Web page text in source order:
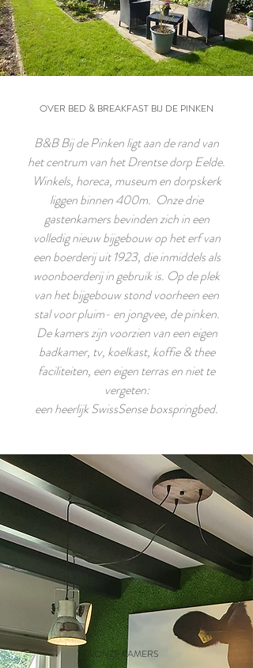
OVER BED & BREAKFAST BIJ DE PINKEN
B&B Bij de Pinken ligt aan de rand van
het centrum van het Drentse dorp Eelde.
Winkels, horeca, museum en dorpskerk
liggen binnen 400m. Onze drie
gastenkamers bevinden zich in een
volledig nieuw bijgebouw op het erf van
een boerderij uit 1923, die inmiddels als
woonboerderij in gebruik is. Op de plek
van het bijgebouw stond voorheen een
stal voor pluim- en jongvee, de pinken.
De kamers zijn voorzien van een eigen
badkamer, tv, koelkast, koffie & thee
faciliteiten, een eigen terras en niet te
vergeten:
een heerlijk SwissSense boxspringbed.
ONZE KAMERS